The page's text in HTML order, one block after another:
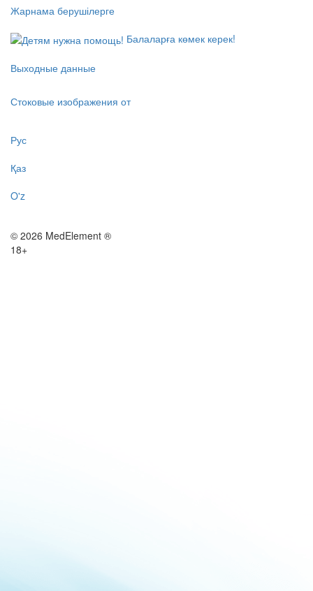
Жарнама берушілерге
Балаларға көмек керек!
Выходные данные
Стоковые изображения от
Рус
Қаз
O'z
© 2026 MedElement ®
18+